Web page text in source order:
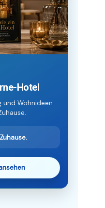
Hotel
und Wohnideen